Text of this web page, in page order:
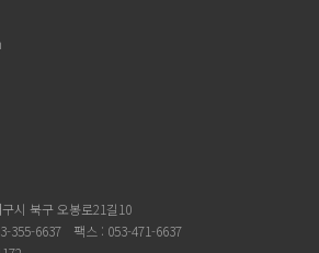
시 북구 오봉로21길10
355-6637
팩스 : 053-471-6637